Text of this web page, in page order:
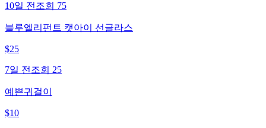
10일 전 조회 75
블루엘리펀트 캣아이 선글라스
$25
7일 전 조회 25
예쁜귀걸이
$10